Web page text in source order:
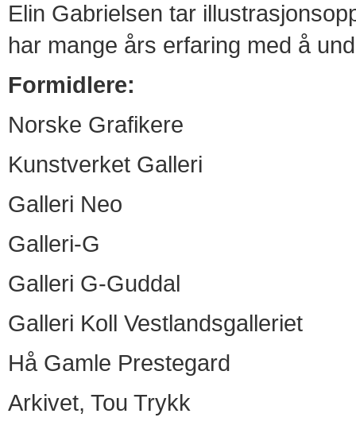
Elin Gabrielsen tar
har mange års erfaring med å
Formidlere:
Norske Grafikere
Kunstverket Galleri
Galleri Neo
Galleri-G
Galleri G-Guddal
Galleri Koll Vestlandsgalleriet
Hå Gamle Prestegard
Arkivet, Tou Trykk